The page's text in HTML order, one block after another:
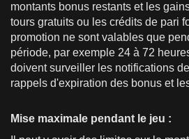
montants bonus restants et les
tours gratuits ou les crédits de pari
promotion ne sont valables que
période, par exemple 24 à 72
doivent surveiller les notifications
rappels d'expiration des bonus et
Mise maximale pendant le jeu :